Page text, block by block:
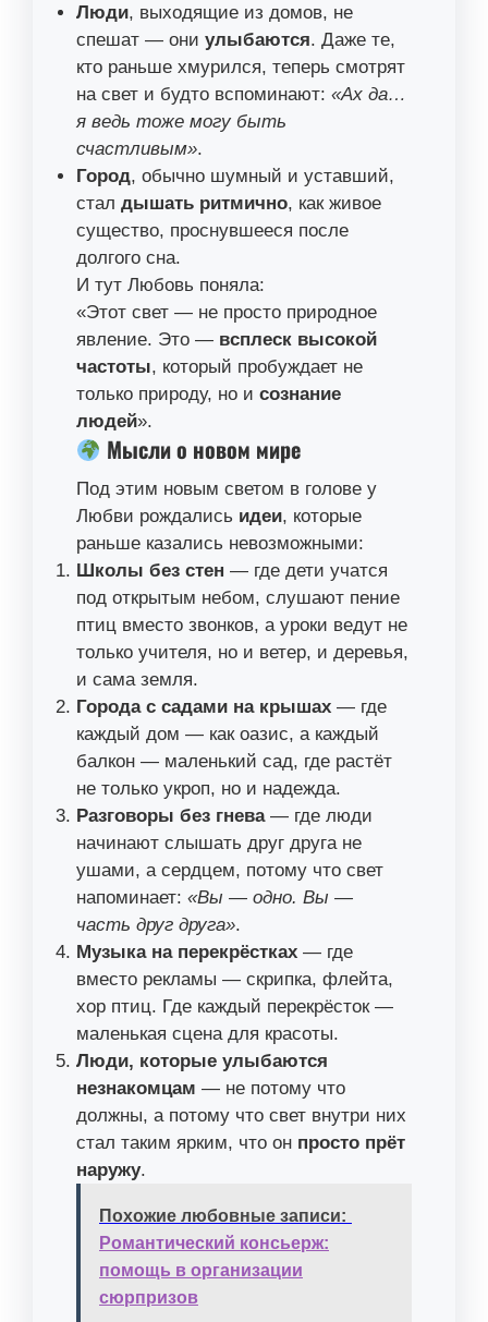
Люди, выходящие из домов, не
спешат — они улыбаются. Даже те,
кто раньше хмурился, теперь смотрят
на свет и будто вспоминают: «Ах да…
я ведь тоже могу быть
счастливым».
Город, обычно шумный и уставший,
стал дышать ритмично, как живое
существо, проснувшееся после
долгого сна.
И тут Любовь поняла:
«Этот свет — не просто природное
явление. Это — всплеск высокой
частоты, который пробуждает не
только природу, но и сознание
людей».
Мысли о новом мире
Под этим новым светом в голове у
Любви рождались идеи, которые
раньше казались невозможными:
Школы без стен — где дети учатся
под открытым небом, слушают пение
птиц вместо звонков, а уроки ведут не
только учителя, но и ветер, и деревья,
и сама земля.
Города с садами на крышах — где
каждый дом — как оазис, а каждый
балкон — маленький сад, где растёт
не только укроп, но и надежда.
Разговоры без гнева— где люди
начинают слышать друг друга не
ушами, а сердцем, потому что свет
напоминает: «Вы — одно. Вы —
часть друг друга».
Музыка на перекрёстках — где
вместо рекламы — скрипка, флейта,
хор птиц. Где каждый перекрёсток —
маленькая сцена для красоты.
Люди, которые улыбаются
незнакомцам — не потому что
должны, а потому что свет внутри них
стал таким ярким, что он просто прёт
наружу.
Похожие любовные записи:
Романтический консьерж:
помощь в организации
сюрпризов